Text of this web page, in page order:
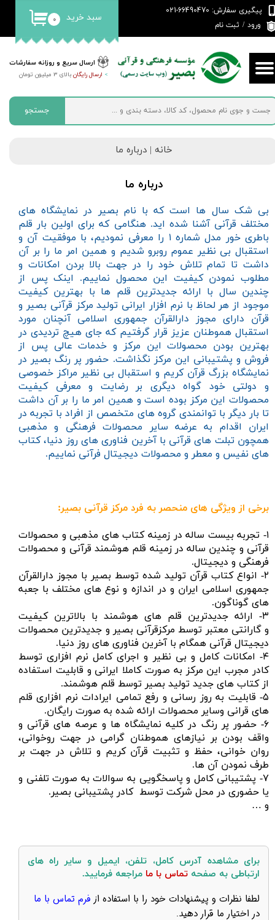
ارسال سریع و روزانه سفارشات
> ارسال رایگانبالای 3 میلیون تومان
پیگیری سفارش: 66490470-021
ورود / ثبت نام
حساب کاربری من
تغییر گذر واژه
سفارشات
خروج از حساب کاربری
۰ سبد خرید
جستجو
خانه | درباره ما
درباره ما
بی شک سال ها است که با نام بصیر در نمایشگاه های
مختلف قرآنی آشنا شده اید. هنگامی که برای اولین بار قلم
باطری خور مدل شماره ۱ را معرفی نمودیم، با موفقیت آن و
استقبال بی نظیر عموم روبرو شدیم و همین امر ما را بر آن
داشت تا تمام تلاش خود را در جهت بالا بردن امکانات و
مطلوب نمودن کیفیت این محصول نماییم. اینک پس از
چندین سال با ارائه جدیدترین قلم ها با بهترین کیفیت
موجود از هر لحاظ با نرم افزار ایرانی تولید مرکز قرآنی بصیر و
قرآن دارای مجوز دارالقرآن جمهوری اسلامی آنچنان مورد
استقبال هموطنان عزیز قرار گرفتیم که جای هیچ تردیدی در
بهترین بودن محصولات این مرکز و خدمات عالی پس از
فروش و پشتیبانی این مرکز نگذاشت. حضور پر رنگ بصیر در
نمایشگاه بزرگ قرآن کریم و استقبال بی نظیر مراکز خصوصی
و دولتی خود گواه دیگری بر رضایت و معرفی کیفیت
محصولات این مرکز بوده است و همین امر ما را بر آن داشت
تا بار دیگر با توانمندی گروه های متخصص از افراد با تجربه در
ایران اقدام به عرضه سایر محصولات فرهنگی و مذهبی
همچون تبلت های قرآنی با آخرین فناوری های روز دنیا، کتاب
های نفیس و معطر و محصولات دیجیتال فرآنی نماییم.
برخی از ویژگی های منحصر به فرد مرکز قرآنی بصیر:
۱- تجربه بیست ساله در زمینه کتاب های مذهبی و محصولات
قرآنی و چندین ساله در زمینه قلم هوشمند قرآنی و محصولات
فرهنگی و دیجیتال.
۲- انواع کتاب قرآن تولید شده توسط بصیر با مجوز دارالقرآن
جمهوری اسلامی ایران و در اندازه و نوع های مختلف با جعبه
های گوناگون.
۳- ارائه جدیدترین قلم های هوشمند با بالاترین کیفیت
و گارانتی معتبر توسط مرکزقرآنی بصیر و جدیدترین محصولات
دیجیتال قرآنی همگام با آخرین فناوری های روز دنیا.
۴- امکانات کامل و بی نظیر و اجرای کامل نرم افزاری توسط
کادر مجرب این مرکز به صورت کاملا ایرانی و قابلیت استفاده
از کتاب های جدید تولید بصیر توسط قلم هوشمند.
۵- قابلیت به روز رسانی و رفع تمامی ایرادات نرم افزاری قلم
های قرانی وسایر محصولات ارائه شده به صورت رایگان.
۶- حضور پر رنگ در کلیه نمایشگاه ها و عرصه های قرآنی و
واقف بودن بر نیازهای هموطنان گرامی در جهت روخوانی،
روان خوانی، حفظ و تثبیت قرآن کریم و تلاش در جهت بر
طرف نمودن آن ها.
۷- پشتیبانی کامل و پاسخگویی به سوالات به صورت تلفنی و
یا حضوری در محل شرکت توسط کادر پشتیبانی بصیر.
و …
لطفا نظرات و پیشنهادات خود را با استفاده از فرم تماس با ما
در اختیار ما قرار دهید.
​​برای مشاهده آدرس کامل، تلفن، ایمیل و سایر راه های
ارتباطی به صفحه تماس با ما مراجعه فرمایید.